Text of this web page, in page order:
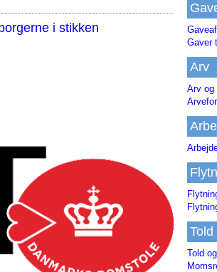
i stikken
Gaver
Arv
Arv og
Told